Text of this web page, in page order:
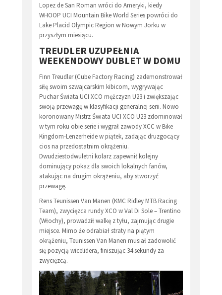
Lopez de San Roman wróci do Ameryki, kiedy
WHOOP UCI Mountain Bike World Series powróci do
Lake Placid Olympic Region w Nowym Jorku w
przyszłym miesiącu.
TREUDLER UZUPEŁNIA
WEEKENDOWY DUBLET W DOMU
Finn Treudler (Cube Factory Racing) zademonstrował
siłę swoim szwajcarskim kibicom, wygrywając
Puchar Świata UCI XCO mężczyzn U23 i zwiększając
swoją przewagę w klasyfikacji generalnej serii. Nowo
koronowany Mistrz Świata UCI XCO U23 zdominował
w tym roku obie serie i wygrał zawody XCC w Bike
Kingdom-Lenzerheide w piątek, zadając druzgocący
cios na przedostatnim okrążeniu.
Dwudziestodwuletni kolarz zapewnił kolejny
dominujący pokaz dla swoich lokalnych fanów,
atakując na drugim okrążeniu, aby stworzyć
przewagę.
Rens Teunissen Van Manen (KMC Ridley MTB Racing
Team), zwycięzca rundy XCO w Val Di Sole – Trentino
(Włochy), prowadził walkę z tyłu, zajmując drugie
miejsce. Mimo że odrabiał straty na piątym
okrążeniu, Teunissen Van Manen musiał zadowolić
się pozycją wicelidera, finiszując 34 sekundy za
zwycięzcą.